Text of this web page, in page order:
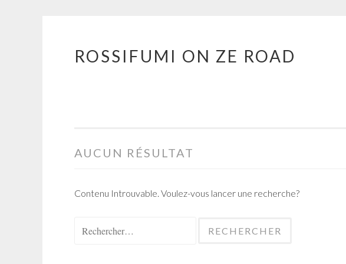
Aller
ROSSIFUMI ON ZE ROAD
AUCUN RÉSULTAT
Contenu Introuvable. Voulez-vous lancer une recherche?